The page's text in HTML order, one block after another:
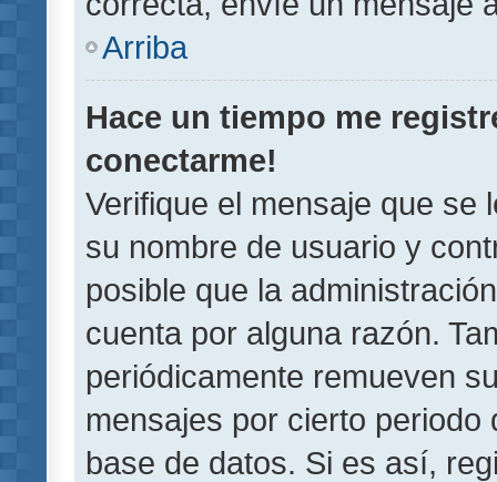
Arriba
Hace un tiempo me
conectarme!
Verifique el mensaje que se
su nombre de usuario y
posible que la
cuenta por alguna razón.
periódicamente remueven
mensajes por cierto
base de datos. Si es así,